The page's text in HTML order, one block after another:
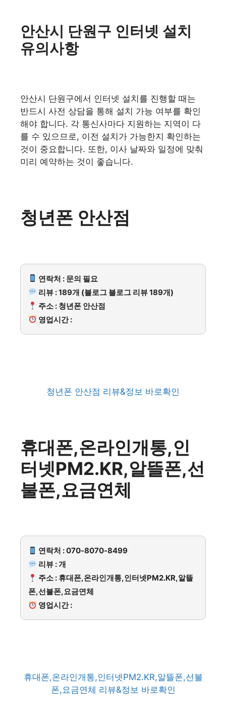
안산시 단원구 인터넷 설치
유의사항
안산시 단원구에서 인터넷 설치를 진행할 때는
반드시 사전 상담을 통해 설치 가능 여부를 확인
해야 합니다. 각 통신사마다 지원하는 지역이 다
를 수 있으므로, 이전 설치가 가능한지 확인하는
것이 중요합니다. 또한, 이사 날짜와 일정에 맞춰
미리 예약하는 것이 좋습니다.
청년폰 안산점
연락처 : 문의 필요
리뷰 : 189개 (블로그 블로그 리뷰 189개)
주소 : 청년폰 안산점
영업시간 :
청년폰 안산점 리뷰&정보 바로확인
휴대폰,온라인개통,인
터넷PM2.KR,알뜰폰,선
불폰,요금연체
연락처 : 070-8070-8499
리뷰 : 개
주소 : 휴대폰,온라인개통,인터넷PM2.KR,알뜰
폰,선불폰,요금연체
영업시간 :
휴대폰,온라인개통,인터넷PM2.KR,알뜰폰,선불
폰,요금연체 리뷰&정보 바로확인